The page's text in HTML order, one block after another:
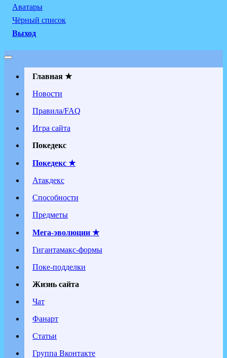
Аватары
Чёрный список
Выход
Главная ★
Новости
Правила/FAQ
Игра сайта
Покедекс
Покедекс ★
Атакдекс
Способности
Предметы
Мега-эволюции ★
Гигантамакс-формы
Поке-подделки
Жизнь сайта
Чат
Фанарт
Статьи
Группа Вконтакте